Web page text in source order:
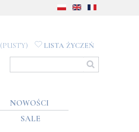
(PUSTY) LISTA ŻYCZEŃ
NOWOŚCI
SALE